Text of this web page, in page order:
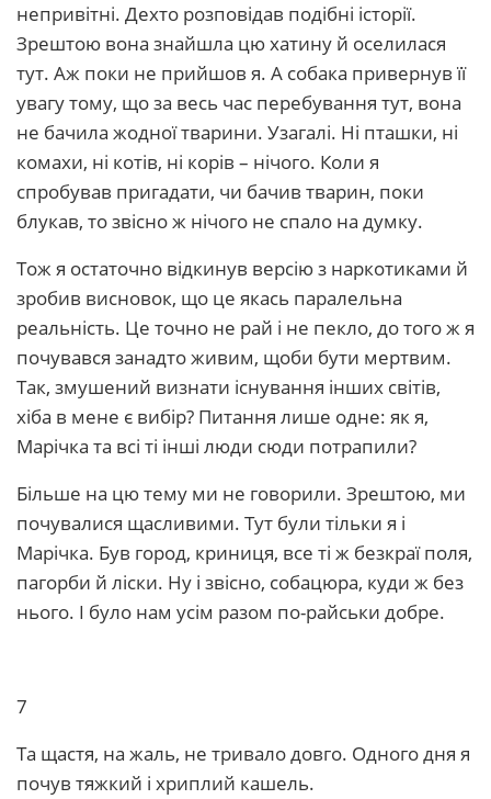
непривітні. Дехто розповідав подібні історії.
Зрештою вона знайшла цю хатину й оселилася
тут. Аж поки не прийшов я. А собака привернув її
увагу тому, що за весь час перебування тут, вона
не бачила жодної тварини. Узагалі. Ні пташки, ні
комахи, ні котів, ні корів – нічого. Коли я
спробував пригадати, чи бачив тварин, поки
блукав, то звісно ж нічого не спало на думку.
Тож я остаточно відкинув версію з наркотиками й
зробив висновок, що це якась паралельна
реальність. Це точно не рай і не пекло, до того ж я
почувався занадто живим, щоби бути мертвим.
Так, змушений визнати існування інших світів,
хіба в мене є вибір? Питання лише одне: як я,
Марічка та всі ті інші люди сюди потрапили?
Більше на цю тему ми не говорили. Зрештою, ми
почувалися щасливими. Тут були тільки я і
Марічка. Був город, криниця, все ті ж безкраї поля,
пагорби й ліски. Ну і звісно, собацюра, куди ж без
нього. І було нам усім разом по-райськи добре.
7
Та щастя, на жаль, не тривало довго. Одного дня я
почув тяжкий і хриплий кашель.